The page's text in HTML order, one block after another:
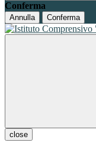
Conferma
Annulla Conferma
close